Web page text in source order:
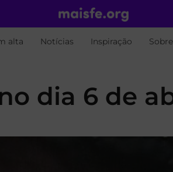
alta Notícias Inspiração
dia 6 de